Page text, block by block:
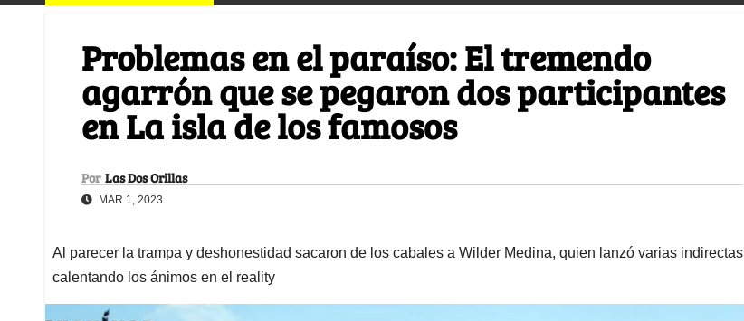
Problemas en el paraíso: El tremendo
agarrón que se pegaron dos participantes
en La isla de los famosos
Por Las Dos Orillas
MAR 1, 2023
Al parecer la trampa y deshonestidad sacaron de los cabales a Wilder Medina, quien lanzó varias indirectas
calentando los ánimos en el reality